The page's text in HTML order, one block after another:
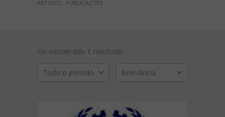
ARTIGOS
PUBLICAÇÕES
Foi encontrado 1 resultado
Todo o período Relevância